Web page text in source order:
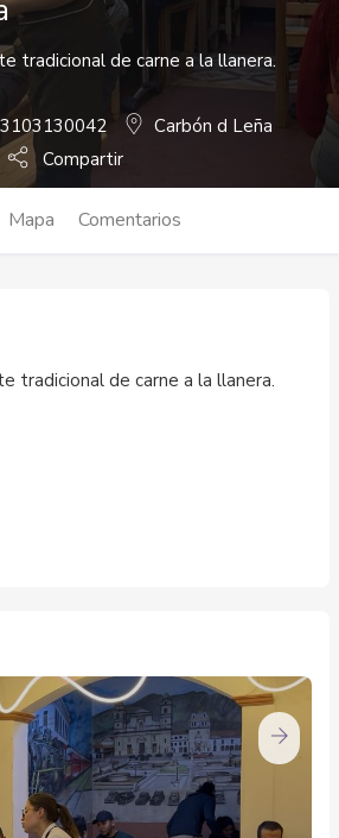
tradicional de carne a la llanera.
3103130042
Carbón d Leña
Compartir
Mapa Comentarios
tradicional de carne a la llanera.